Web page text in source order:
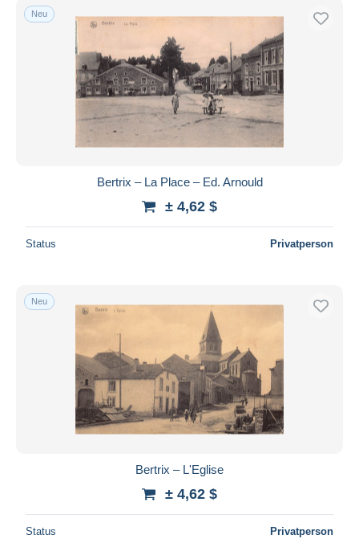
Neu
Bertrix – La Place – Ed. Arnould
± 4,62 $
Status Privatperson
Neu
Bertrix – L'Eglise
± 4,62 $
Status Privatperson